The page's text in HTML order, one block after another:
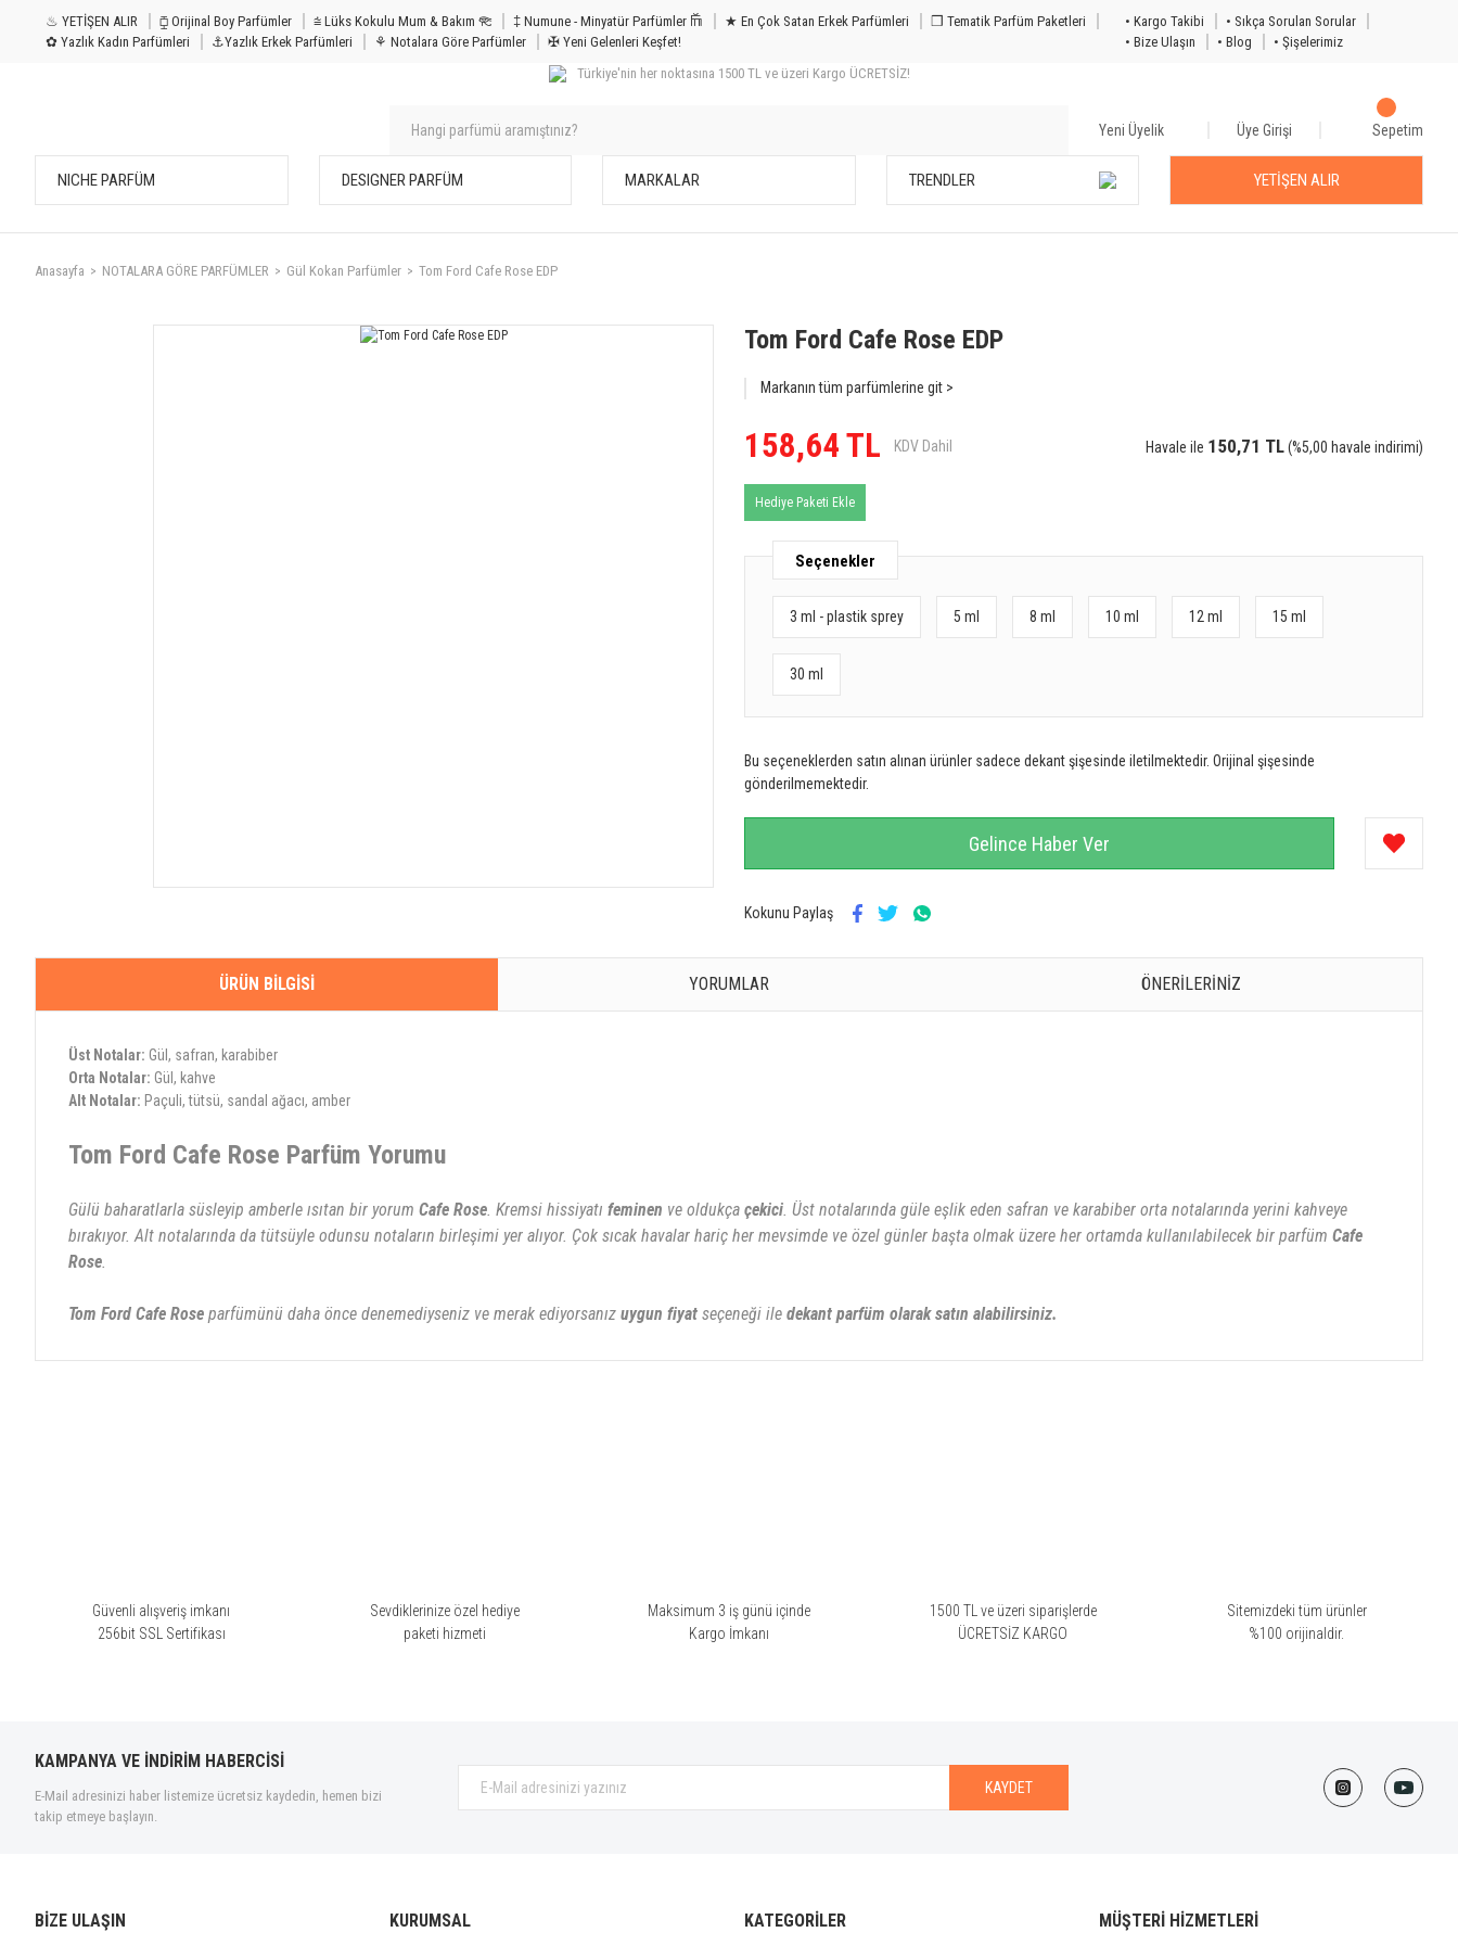
♨ YETİŞEN ALIR ⧮ Orijinal Boy Parfümler ⩭ Lüks Kokulu Mum & Bakım 𐦝 ‡ Numune - Minyatür Parfümler 𐙏 ★ En Çok Satan Erkek Parfümleri
❒ Tematik Parfüm Paketleri
✿ Yazlık Kadın Parfümleri
⚓Yazlık Erkek Parfümleri ⚘ Notalara Göre Parfümler ✠ Yeni Gelenleri Keşfet!
• Kargo Takibi
• Sıkça Sorulan Sorular
• Bize Ulaşın
• Blog
• Şişelerimiz
Türkiye'nin her noktasına 1500 TL ve üzeri Kargo ÜCRETSİZ!
Yeni Üyelik Üye Girişi Sepetim
NICHE PARFÜM DESIGNER PARFÜM MARKALAR TRENDLER YETİŞEN ALIR
Anasayfa NOTALARA GÖRE PARFÜMLER Gül Kokan Parfümler Tom Ford Cafe Rose EDP
Tom Ford Cafe Rose EDP
Markanın tüm parfümlerine git >
158,64 TL KDV Dahil Havale ile 150,71 TL(%5,00 havale indirimi)
Hediye Paketi Ekle
Seçenekler
3 ml - plastik sprey 5 ml 8 ml 10 ml 12 ml 15 ml
30 ml
Bu seçeneklerden satın alınan ürünler sadece dekant şişesinde iletilmektedir. Orijinal şişesinde
gönderilmemektedir.
Gelince Haber Ver
Kokunu Paylaş
ÜRÜN BILGISI YORUMLAR ÖNERILERINIZ
Üst Notalar: Gül, safran, karabiber
Orta Notalar: Gül, kahve
Alt Notalar: Paçuli, tütsü, sandal ağacı, amber
Tom Ford Cafe Rose Parfüm Yorumu
Gülü baharatlarla süsleyip amberle ısıtan bir yorum Cafe Rose. Kremsi hissiyatı feminen ve oldukça çekici. Üst notalarında güle eşlik eden safran ve karabiber orta notalarında yerini kahveye
bırakıyor. Alt notalarında da tütsüyle odunsu notaların birleşimi yer alıyor. Çok sıcak havalar hariç her mevsimde ve özel günler başta olmak üzere her ortamda kullanılabilecek bir parfüm Cafe
Rose.
Tom Ford Cafe Rose parfümünü daha önce denemediyseniz ve merak ediyorsanız uygun fiyat seçeneği ile dekant parfüm olarak satın alabilirsiniz.
Güvenli alışveriş imkanı
256bit SSL Sertifikası
Sevdiklerinize özel hediye
paketi hizmeti
Maksimum 3 iş günü içinde
Kargo İmkanı
1500 TL ve üzeri siparişlerde
ÜCRETSİZ KARGO
Sitemizdeki tüm ürünler
%100 orijinaldir.
KAMPANYA VE İNDİRİM HABERCİSİ
E-Mail adresinizi haber listemize ücretsiz kaydedin, hemen bizi
takip etmeye başlayın.
KAYDET
BİZE ULAŞIN KURUMSAL KATEGORİLER MÜŞTERİ HİZMETLERİ